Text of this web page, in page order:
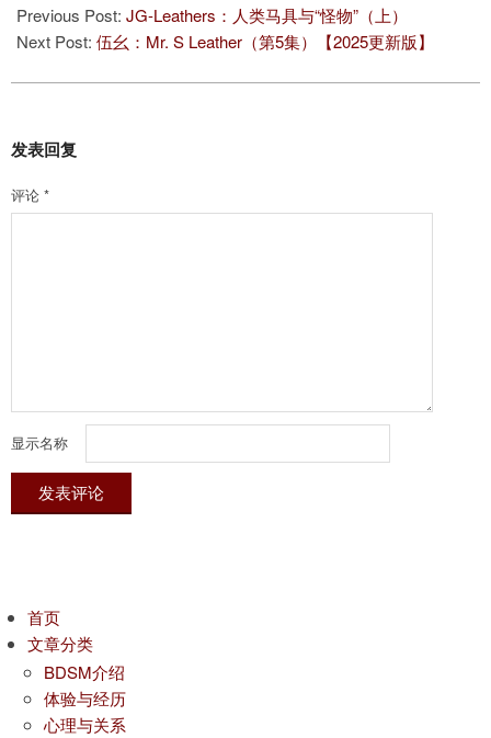
08-
25
Previous Post: JG-Leathers：人类马具与“怪物”（上）
Next Post: 伍幺：Mr. S Leather（第5集）【2025更新版】
发表回复
评论 *
显示名称
首页
文章分类
BDSM介绍
体验与经历
心理与关系